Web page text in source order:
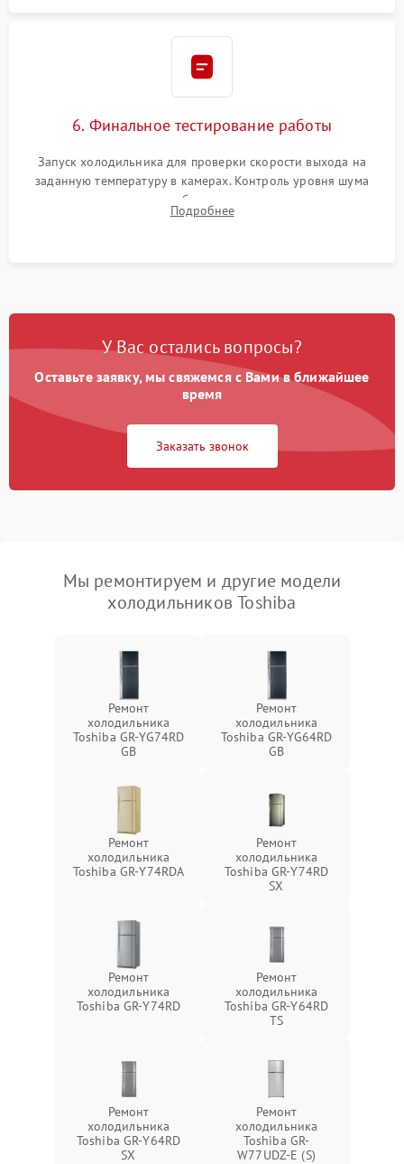
6. Финальное тестирование работы
Запуск холодильника для проверки скорости выхода на
заданную температуру в камерах. Контроль уровня шума
компрессора, отсутствия обмерзания стенок и корректного
срабатывания системы автоматической оттайки.
Подробнее
У Вас остались вопросы?
Оставьте заявку, мы свяжемся с Вами в ближайшее
время
Заказать звонок
Мы ремонтируем и другие модели
холодильников Toshiba
Ремонт
холодильника
Toshiba GR-YG74RD
GB
Ремонт
холодильника
Toshiba GR-YG64RD
GB
Ремонт
холодильника
Toshiba GR-Y74RDA
Ремонт
холодильника
Toshiba GR-Y74RD
SX
Ремонт
холодильника
Toshiba GR-Y74RD
Ремонт
холодильника
Toshiba GR-Y64RD
TS
Ремонт
холодильника
Toshiba GR-Y64RD
SX
Ремонт
холодильника
Toshiba GR-
W77UDZ-E (S)